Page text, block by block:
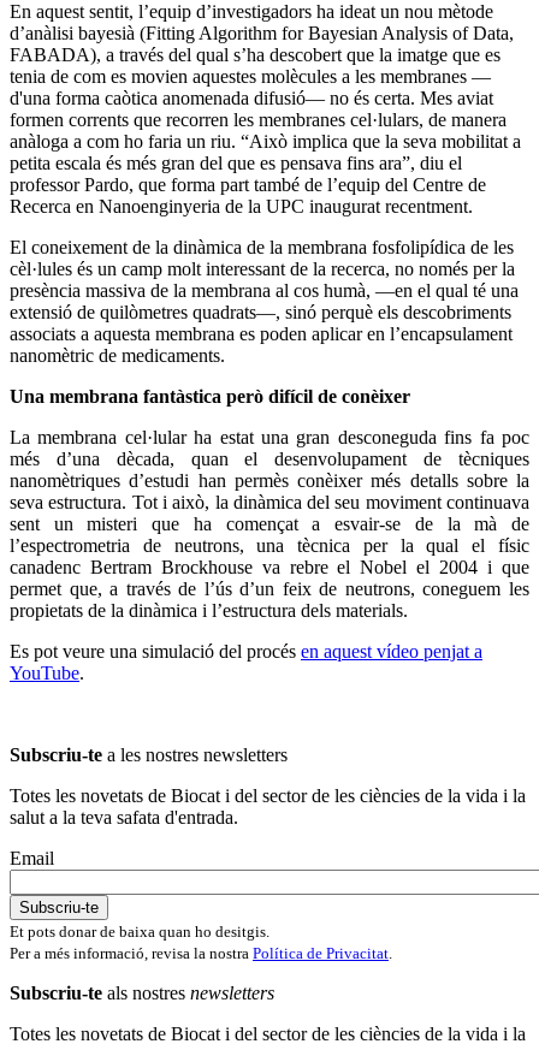
En aquest sentit, l’equip d’investigadors ha ideat un nou mètode
d’anàlisi bayesià (Fitting Algorithm for Bayesian Analysis of Data,
FABADA), a través del qual s’ha descobert que la imatge que es
tenia de com es movien aquestes molècules a les membranes —
d'una forma caòtica anomenada difusió— no és certa. Mes aviat
formen corrents que recorren les membranes cel·lulars, de manera
anàloga a com ho faria un riu. “Això implica que la seva mobilitat a
petita escala és més gran del que es pensava fins ara”, diu el
professor Pardo, que forma part també de l’equip del Centre de
Recerca en Nanoenginyeria de la UPC inaugurat recentment.
El coneixement de la dinàmica de la membrana fosfolipídica de les
cèl·lules és un camp molt interessant de la recerca, no només per la
presència massiva de la membrana al cos humà, —en el qual té una
extensió de quilòmetres quadrats—, sinó perquè els descobriments
associats a aquesta membrana es poden aplicar en l’encapsulament
nanomètric de medicaments.
Una membrana fantàstica però difícil de conèixer
La membrana cel·lular ha estat una gran desconeguda fins fa poc
més d’una dècada, quan el desenvolupament de tècniques
nanomètriques d’estudi han permès conèixer més detalls sobre la
seva estructura. Tot i això, la dinàmica del seu moviment continuava
sent un misteri que ha començat a esvair-se de la mà de
l’espectrometria de neutrons, una tècnica per la qual el físic
canadenc Bertram Brockhouse va rebre el Nobel el 2004 i que
permet que, a través de l’ús d’un feix de neutrons, coneguem les
propietats de la dinàmica i l’estructura dels materials.
Es pot veure una simulació del procés en aquest vídeo penjat a
YouTube.
Subscriu-te a les nostres newsletters
Totes les novetats de Biocat i del sector de les ciències de la vida i la
salut a la teva safata d'entrada.
Email
Et pots donar de baixa quan ho desitgis.
Per a més informació, revisa la nostra Política de Privacitat.
Subscriu-te als nostres newsletters
Totes les novetats de Biocat i del sector de les ciències de la vida i la